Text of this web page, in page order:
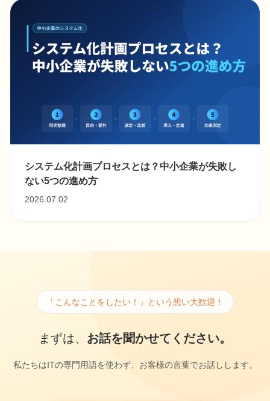
システム化計画プロセスとは？中小企業が失敗し
ない5つの進め方
2026.07.02
「こんなことをしたい！」という想い大歓迎！
まずは、 お話を聞かせてください。
私たちはITの専門用語を使わず、お客様の言葉でお話しします。